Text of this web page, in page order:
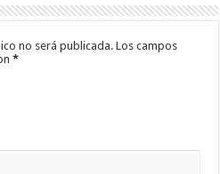
no será publicada. Los campos
*